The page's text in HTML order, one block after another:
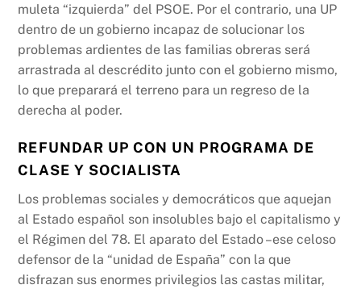
muleta “izquierda” del PSOE. Por el contrario, una UP
dentro de un gobierno incapaz de solucionar los
problemas ardientes de las familias obreras será
arrastrada al descrédito junto con el gobierno mismo,
lo que preparará el terreno para un regreso de la
derecha al poder.
REFUNDAR UP CON UN PROGRAMA DE
CLASE Y SOCIALISTA
Los problemas sociales y democráticos que aquejan
al Estado español son insolubles bajo el capitalismo y
el Régimen del 78. El aparato del Estado –ese celoso
defensor de la “unidad de España” con la que
disfrazan sus enormes privilegios las castas militar,